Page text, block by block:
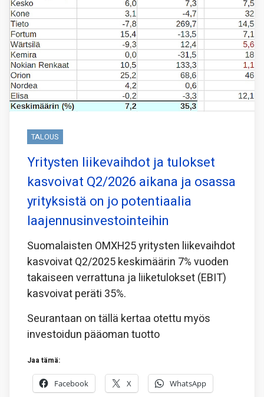
TALOUS
Yritysten liikevaihdot ja tulokset
kasvoivat Q2/2026 aikana ja osassa
yrityksistä on jo potentiaalia
laajennusinvestointeihin
Suomalaisten OMXH25 yritysten liikevaihdot
kasvoivat Q2/2025 keskimäärin 7% vuoden
takaiseen verrattuna ja liiketulokset (EBIT)
kasvoivat peräti 35%.
Seurantaan on tällä kertaa otettu myös
investoidun pääoman tuotto
Jaa tämä:
Facebook X WhatsApp